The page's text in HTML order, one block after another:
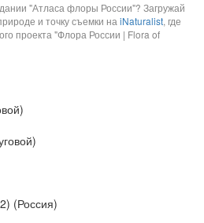
"Атласа флоры России"? Загружай
и точку съемки наiNaturalist, где
проекта "Флора России | Flora of
(Россия)